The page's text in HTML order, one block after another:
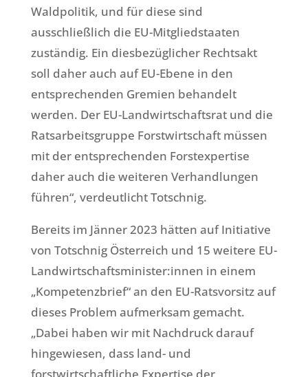
Waldpolitik, und für diese sind
ausschließlich die EU-Mitgliedstaaten
zuständig. Ein diesbezüglicher Rechtsakt
soll daher auch auf EU-Ebene in den
entsprechenden Gremien behandelt
werden. Der EU-Landwirtschaftsrat und die
Ratsarbeitsgruppe Forstwirtschaft müssen
mit der entsprechenden Forstexpertise
daher auch die weiteren Verhandlungen
führen“, verdeutlicht Totschnig.
Bereits im Jänner 2023 hätten auf Initiative
von Totschnig Österreich und 15 weitere EU-
Landwirtschaftsminister:innen in einem
„Kompetenzbrief“ an den EU-Ratsvorsitz auf
dieses Problem aufmerksam gemacht.
„Dabei haben wir mit Nachdruck darauf
hingewiesen, dass land- und